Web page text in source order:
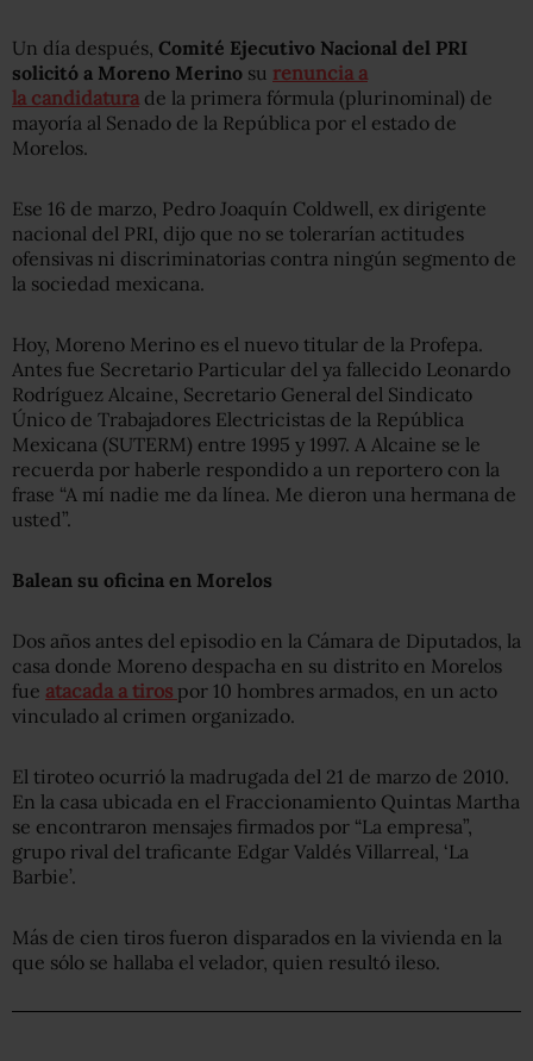
Un día después, Comité Ejecutivo Nacional del PRI
solicitó a Moreno Merino su renuncia a
la candidatura de la primera fórmula (plurinominal) de
mayoría al Senado de la República por el estado de
Morelos.
Ese 16 de marzo, Pedro Joaquín Coldwell, ex dirigente
nacional del PRI, dijo que no se tolerarían actitudes
ofensivas ni discriminatorias contra ningún segmento de
la sociedad mexicana.
Hoy, Moreno Merino es el nuevo titular de la Profepa.
Antes fue Secretario Particular del ya fallecido Leonardo
Rodríguez Alcaine, Secretario General del Sindicato
Único de Trabajadores Electricistas de la República
Mexicana (SUTERM) entre 1995 y 1997. A Alcaine se le
recuerda por haberle respondido a un reportero con la
frase “A mí nadie me da línea. Me dieron una hermana de
usted”.
Balean su oficina en Morelos
Dos años antes del episodio en la Cámara de Diputados, la
casa donde Moreno despacha en su distrito en Morelos
fue atacada a tiros por 10 hombres armados, en un acto
vinculado al crimen organizado.
El tiroteo ocurrió la madrugada del 21 de marzo de 2010.
En la casa ubicada en el Fraccionamiento Quintas Martha
se encontraron mensajes firmados por “La empresa”,
grupo rival del traficante Edgar Valdés Villarreal, ‘La
Barbie’.
Más de cien tiros fueron disparados en la vivienda en la
que sólo se hallaba el velador, quien resultó ileso.